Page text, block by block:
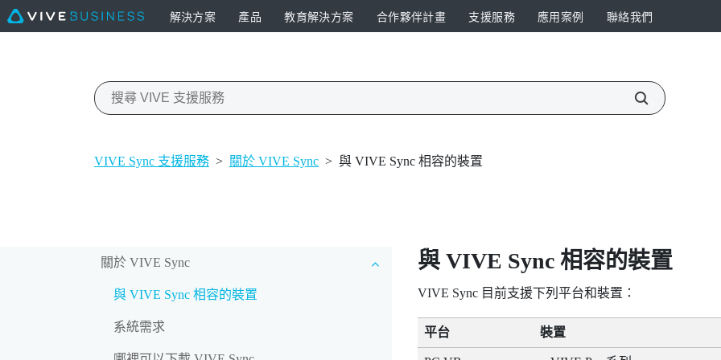
解決方案 產品 教育解決方案 合作夥伴計畫 支援服務 應用案例 聯絡我們
VIVE Sync 支援服務 > 關於 VIVE Sync > 與 VIVE Sync 相容的裝置
關於 VIVE Sync
與 VIVE Sync 相容的裝置
系統需求
與 VIVE Sync相容的裝置
VIVE Sync目前支援下列平台和裝置：
平台 裝置